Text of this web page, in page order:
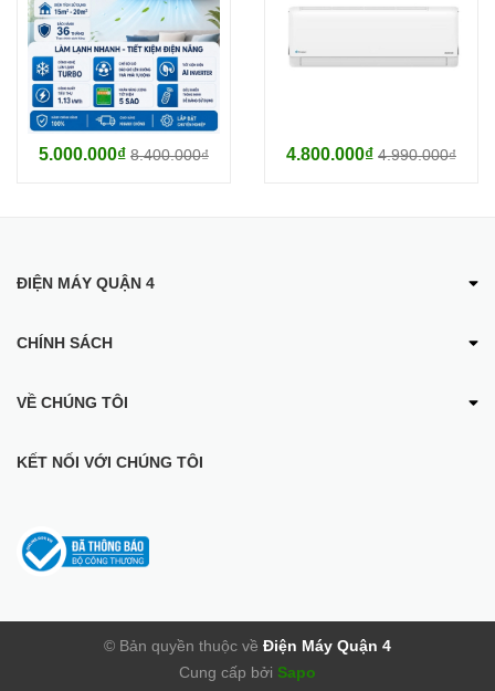
Với kiểu dáng thanh lịch và màn hình hiển thị nhiệt độ trên dàn
lạnh, Máy Lạnh Aqua AQA-RUV13RB Inverter 1.5 HP tạo điểm
nhấn thẩm mỹ cho không gian sống của bạn. Thiết kế này không
chỉ đẹp mắt mà còn giúp bạn dễ dàng kiểm soát và điều chỉnh
nhiệt độ theo mong muốn.
Với công suất làm lạnh mạnh mẽ lên đến 1.5 HP (12.500 BTU),
máy lạnh treo tường Aqua là lựa chọn lý tưởng cho các phòng có
nhiều không gian như phòng khách, phòng ngủ, hay văn phòng
5.000.000₫ 8.400.000₫ 4.800.000₫ 4.990.000₫
ĐIỆN MÁY QUẬN 4
CHÍNH SÁCH
VỀ CHÚNG TÔI
KẾT NỐI VỚI CHÚNG TÔI
© Bản quyền thuộc về Điện Máy Quận 4
Cung cấp bởi Sapo